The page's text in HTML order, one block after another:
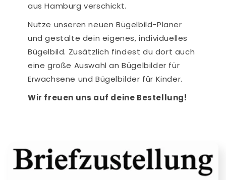
aus Hamburg verschickt.
Nutze unseren neuen Bügelbild-Planer
und gestalte dein eigenes, individuelles
Bügelbild. Zusätzlich findest du dort auch
eine große Auswahl an Bügelbilder für
Erwachsene und Bügelbilder für Kinder.
Wir freuen uns auf deine Bestellung!